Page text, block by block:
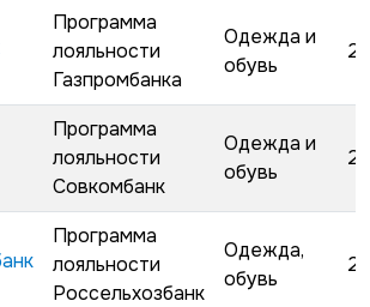
Программа
лояльности
Газпромбанка
Одежда и
обувь
Программа
лояльности
Совкомбанк
Одежда и
обувь
Программа
лояльности
Россельхозбанк
Одежда,
обувь